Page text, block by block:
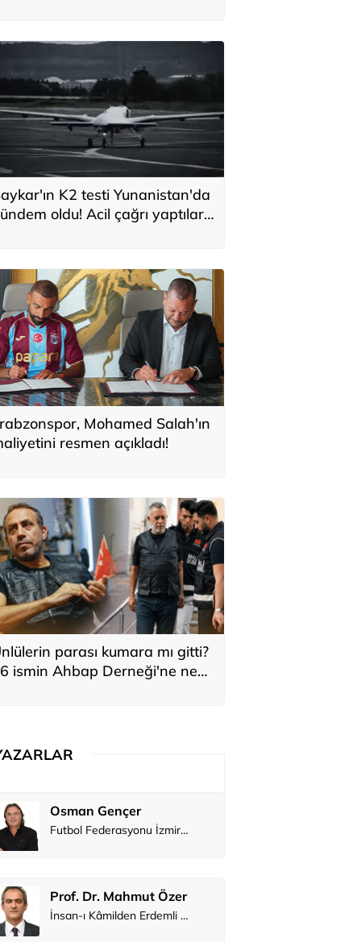
K2 testi Yunanistan'da
oldu! Acil çağrı yaptılar...
Mohamed Salah'ın
resmen açıkladı!
parası kumara mı gitti?
ismin Ahbap Derneği'ne ne
Osman Gençer
Futbol Federasyonu İzmirspor’u dinler mi?
Prof. Dr. Mahmut Özer
İnsan-ı Kâmilden Erdemli Şehre: İslam Düşüncesinde Adalet-II